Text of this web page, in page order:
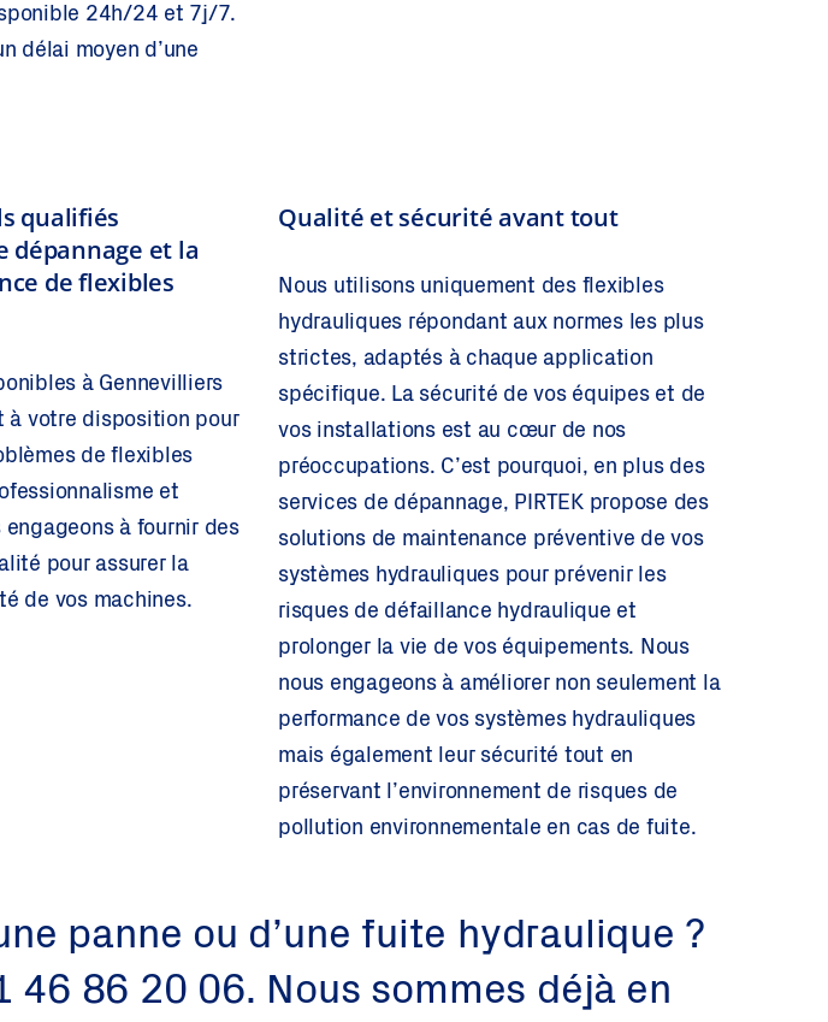
24h/24 et 7j/7.
délai moyen d’une
qualifiés
dépannage et la
de flexibles
à Gennevilliers
à votre disposition pour
de flexibles
et
à fournir des
pour assurer la
de vos machines.
Qualité et sécurité avant tout
Nous utilisons uniquement des flexibles
hydrauliques répondant aux normes les plus
strictes, adaptés à chaque application
spécifique. La sécurité de vos équipes et de
vos installations est au cœur de nos
préoccupations. C’est pourquoi, en plus des
services de dépannage, PIRTEK propose des
solutions de maintenance préventive de vos
systèmes hydrauliques pour prévenir les
risques de défaillance hydraulique et
prolonger la vie de vos équipements. Nous
nous engageons à améliorer non seulement la
performance de vos systèmes hydrauliques
mais également leur sécurité tout en
préservant l’environnement de risques de
pollution environnementale en cas de fuite.
panne ou d’une fuite hydraulique ?
46 86 20 06. Nous sommes déjà en